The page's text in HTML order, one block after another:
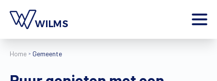
Home Gemeente